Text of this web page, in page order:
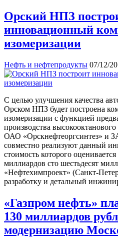
Орский НПЗ
инновационный
изомеризации
Нефть и нефтепродукты 07/12/
С целью улучшения качества
Орском НПЗ будет построена
изомеризации с функцией
производства
ОАО «Орскнефтеоргсинтез» и
совместно реализуют данный
стоимость которого
миллиардов сто шестьдесят
«Нефтехимпроект» (Санкт-
разработку и детальный
«Газпром нефть»
130 миллиардов
модернизацию